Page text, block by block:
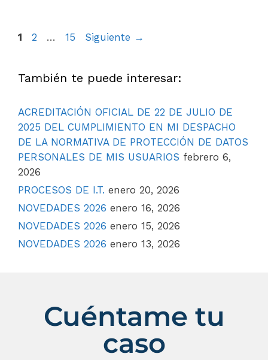
1 2 … 15 Siguiente →
También te puede interesar:
ACREDITACIÓN OFICIAL DE 22 DE JULIO DE
2025 DEL CUMPLIMIENTO EN MI DESPACHO
DE LA NORMATIVA DE PROTECCIÓN DE DATOS
PERSONALES DE MIS USUARIOS febrero 6,
2026
PROCESOS DE I.T. enero 20, 2026
NOVEDADES 2026 enero 16, 2026
NOVEDADES 2026 enero 15, 2026
NOVEDADES 2026 enero 13, 2026
Cuéntame tu
caso